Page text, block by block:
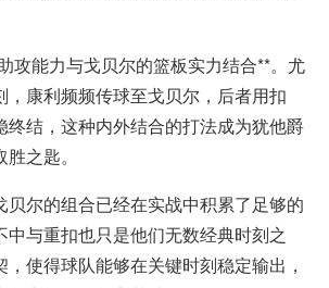
攻能力与戈贝尔的篮板实力结合**。尤
，康利频频传球至戈贝尔，后者用扣
终结，这种内外结合的打法成为犹他爵
之匙。
贝尔的组合已经在实战中积累了足够的
中与重扣也只是他们无数经典时刻之
使得球队能够在关键时刻稳定输出，